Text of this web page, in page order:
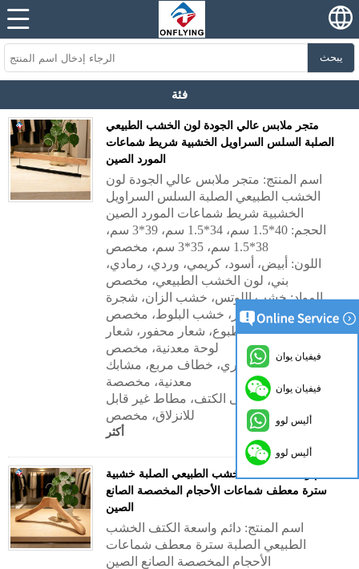
يبحث
فئة
متجر ملابس عالي الجودة لون الخشب الطبيعي
الصلبة السلس السراويل الخشبية شريط شماعات
المورد الصين
اسم المنتج: متجر ملابس عالي الجودة لون
الخشب الطبيعي الصلبة السلس السراويل
الخشبية شريط شماعات المورد الصين
الحجم: 40*1.5 سم، 34*1.5 سم، 39*3 سم،
38*1.5 سم، 35*3 سم، مخصص
اللون: أبيض، أسود، كريمي، وردي، رمادي،
بني، لون الخشب الطبيعي، مخصص
المواد: خشب اللوتس، خشب الزان، شجرة
السجائر، خشب البلوط، مخصص
الشعار: شعار مطبوع، شعار محفور، شعار
لوحة معدنية، مخصص
المعدن: خطاف دائري، خطاف مربع، مشابك
معدنية، مخصصة
الشق: مخمل على الكتف، مطاط غير قابل
للانزلاق، مخصص
أكثر
دائم واسعة الكتف الخشب الطبيعي الصلبة خشبية
سترة معطف شماعات الأحجام المخصصة الصانع
الصين
اسم المنتج: دائم واسعة الكتف الخشب
الطبيعي الصلبة سترة معطف شماعات
الأحجام المخصصة الصانع الصين
فيفيان يوان
فيفيان يوان
أليس لوو
أليس لوو